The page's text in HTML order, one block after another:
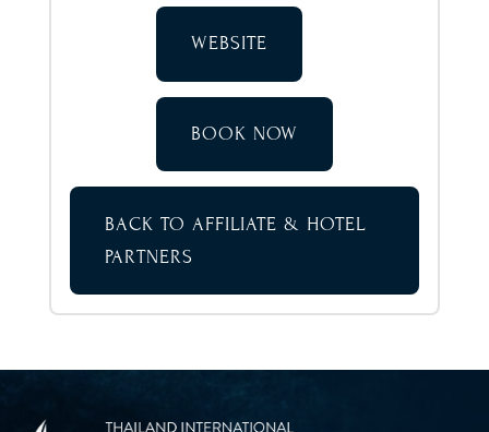
WEBSITE
BOOK NOW
BACK TO AFFILIATE & HOTEL
PARTNERS